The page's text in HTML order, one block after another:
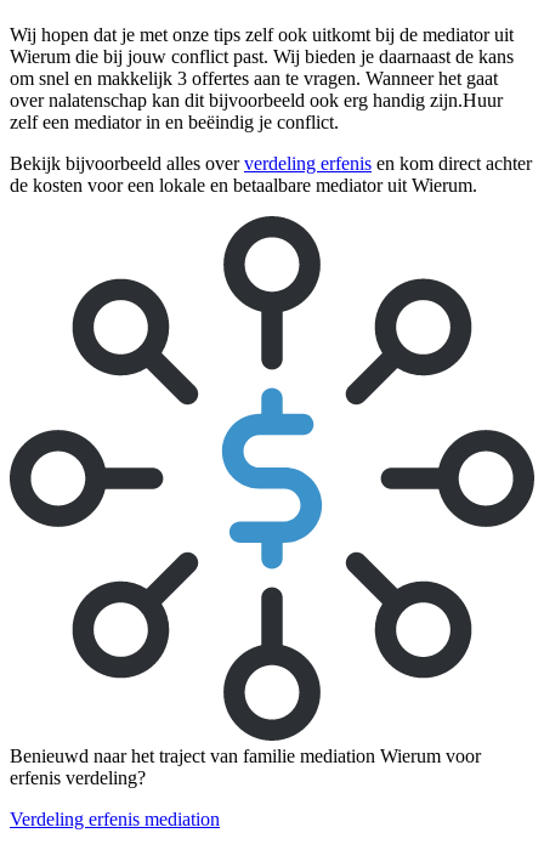
Wij hopen dat je met onze tips zelf ook uitkomt bij de mediator uit
Wierum die bij jouw conflict past. Wij bieden je daarnaast de kans
om snel en makkelijk 3 offertes aan te vragen. Wanneer het gaat
over nalatenschap kan dit bijvoorbeeld ook erg handig zijn.Huur
zelf een mediator in en beëindig je conflict.
Bekijk bijvoorbeeld alles oververdeling erfenis en kom direct achter
de kosten voor een lokale en betaalbare mediator uit Wierum.
Benieuwd naar het traject van familie mediation Wierum voor
erfenis verdeling?
Verdeling erfenis mediation